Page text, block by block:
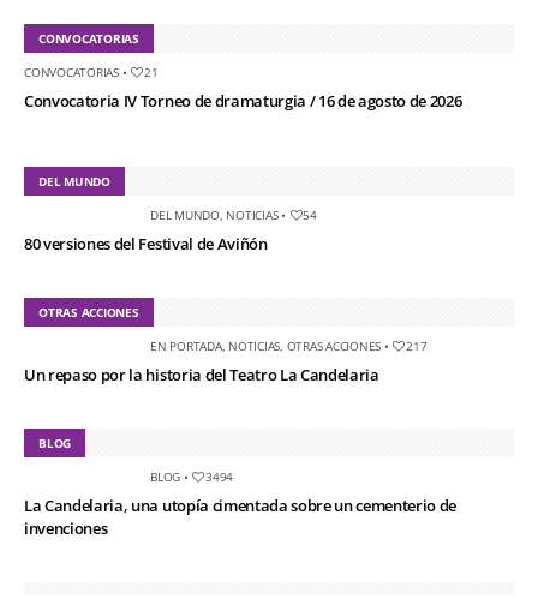
CONVOCATORIAS
CONVOCATORIAS• 21
Convocatoria IV Torneo de dramaturgia / 16 de agosto de 2026
DEL MUNDO
DEL MUNDO, NOTICIAS• 54
80 versiones del Festival de Aviñón
OTRAS ACCIONES
EN PORTADA, NOTICIAS OTRAS ACCIONES • 217
Un repaso por la historia del Teatro La Candelaria
BLOG
BLOG • 3494
La Candelaria, una utopía cimentada sobre un cementerio de
invenciones